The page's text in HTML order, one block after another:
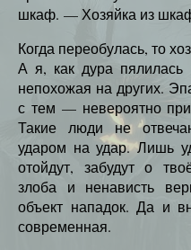
шкаф. — Хозяйка из
Когда переобулась, то
А я, как дура
непохожая на других.
с тем — невероятно
Такие люди не
ударом на удар. Лишь
отойдут, забудут о
злоба и ненависть
объект нападок. Да и
современная.